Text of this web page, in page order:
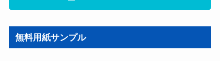
無料用紙サンプル